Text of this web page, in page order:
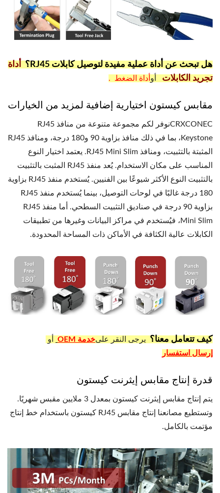
هل تبحث عن أداة عملية مفيدة لتوصيل كابلات RJ45؟
أداة
تجريد الكابلات
أو أداة الضغط .
مقابس كيستون اختيارية إضافية لمزيد من الخيارات
CRXCONECنوفر لكم مجموعة متنوعة من منافذ RJ45
Keystone، بما في ذلك منافذ بزاوية 90 و180 درجة، ومنافذ RJ45
المثبتة بالتثبيت، ومنافذ RJ45 Mini Slim. يعتمد اختيار النوع
المناسب على مكان الاستخدام. يُعد منفذ RJ45 المثبت بالتثبيت
بالتثبيت النوع الأكثر شيوعًا بين الفنيين. يُستخدم منفذ RJ45 بزاوية
180 درجة غالبًا في لوحات التوصيل، بينما يُستخدم منفذ RJ45
بزاوية 90 درجة في صناديق التثبيت السطحي. أما منفذ RJ45
Mini Slim، فيُستخدم في مراكز البيانات وغيرها من تطبيقات
الكابلات عالية الكثافة في الأماكن ذات المساحة المحدودة.
كيف تتعامل معنا؟ يرجى النقر علىخدمة OEM
أو
إرسال استفسار
قدرة إنتاج مقابس إيثرنت كيستون
يتم إنتاج مقابس إيثرنت كيستون بمعدل 3 ملايين مقبس شهريًا.
وتستطيع مصانعنا إنتاج مقابس RJ45 كيستون باستخدام خط إنتاج
مؤتمت بالكامل.